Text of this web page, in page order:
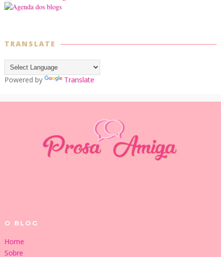
TRANSLATE
Powered by Translate
O BLOG
Home
Sobre